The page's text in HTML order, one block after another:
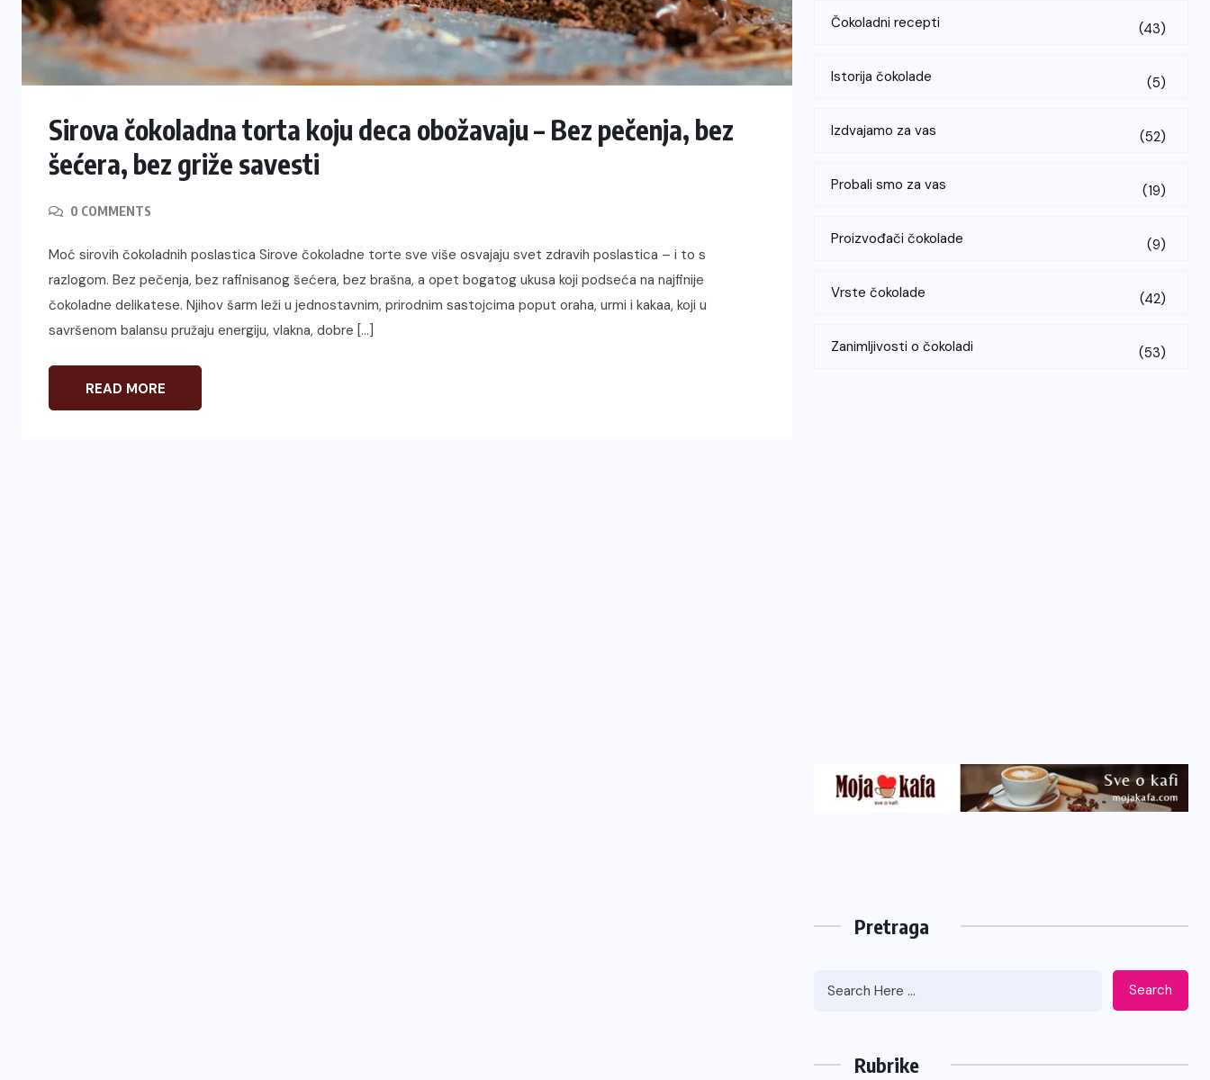
Sirova čokoladna torta koju deca obožavaju – Bez pečenja, bez
šećera, bez griže savesti
0 COMMENTS
Moć sirovih čokoladnih poslastica Sirove čokoladne torte sve više osvajaju svet zdravih poslastica – i to s
razlogom. Bez pečenja, bez rafinisanog šećera, bez brašna, a opet bogatog ukusa koji podseća na najfinije
čokoladne delikatese. Njihov šarm leži u jednostavnim, prirodnim sastojcima poput oraha, urmi i kakaa, koji u
savršenom balansu pružaju energiju, vlakna, dobre […]
READ MORE
Čokoladni recepti (43)
Istorija čokolade (5)
Izdvajamo za vas (52)
Probali smo za vas (19)
Proizvođači čokolade (9)
Vrste čokolade (42)
Zanimljivosti o čokoladi (53)
Pretraga
Search
Rubrike